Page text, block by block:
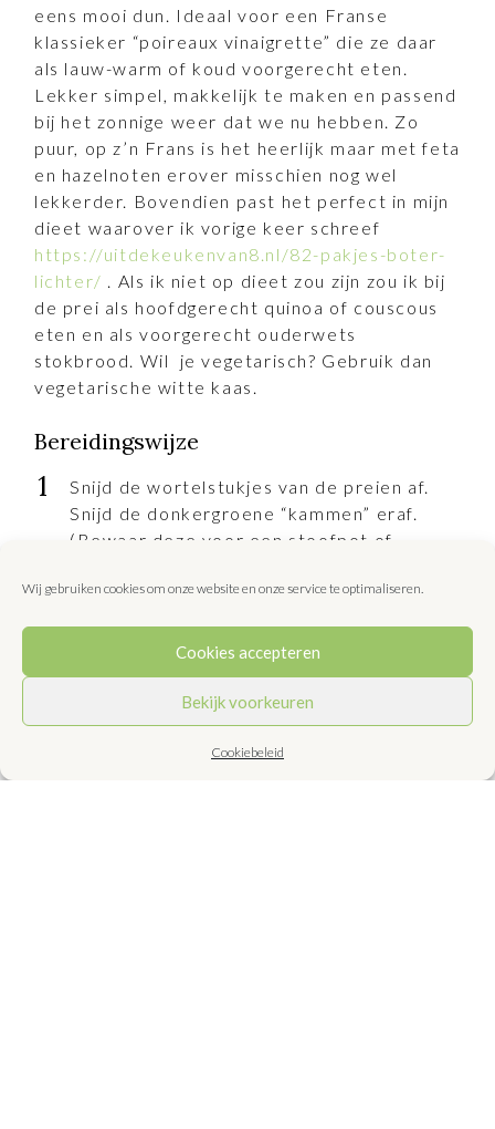
Wij gebruiken cookies om onze website en onze service te optimaliseren.
Cookies accepteren
Bekijk voorkeuren
Cookiebeleid
eens mooi dun. Ideaal voor een Franse
klassieker “poireaux vinaigrette” die ze daar
als lauw-warm of koud voorgerecht eten.
Lekker simpel, makkelijk te maken en passend
bij het zonnige weer dat we nu hebben. Zo
puur, op z’n Frans is het heerlijk maar met feta
en hazelnoten erover misschien nog wel
lekkerder. Bovendien past het perfect in mijn
dieet waarover ik vorige keer schreef
https://uitdekeukenvan8.nl/82-pakjes-boter-
lichter/ . Als ik niet op dieet zou zijn zou ik bij
de prei als hoofdgerecht quinoa of couscous
eten en als voorgerecht ouderwets
stokbrood. Wil je vegetarisch? Gebruik dan
vegetarische witte kaas.
Bereidingswijze
Snijd de wortelstukjes van de preien af.
Snijd de donkergroene “kammen” eraf.
(Bewaar deze voor een stoofpot of
Snijd de preistelen vervolgens in 2 of 4
stukken en was ze.
Leg de prei in een laag kokend water met
wat zout en kook ze op een laag vuur in ca.